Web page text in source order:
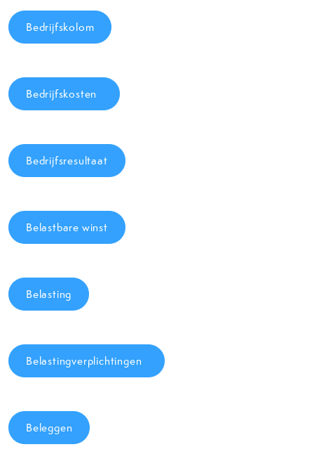
Bedrijfskolom
Bedrijfskosten
Bedrijfsresultaat
Belastbare winst
Belasting
Belastingverplichtingen
Beleggen